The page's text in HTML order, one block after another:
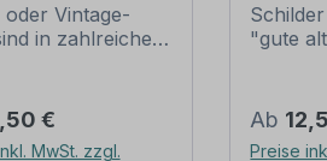
-Vintage-
in zahlreichen
die je nach
Preis:
€
MwSt. zzgl.
"gute
großer
diese
Ab
Preise